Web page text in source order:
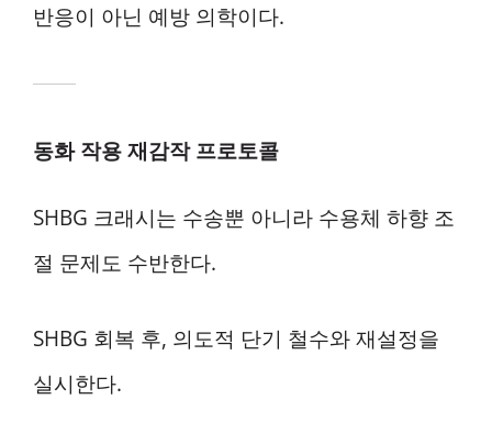
반응이 아닌 예방 의학이다.
동화 작용 재감작 프로토콜
SHBG 크래시는 수송뿐 아니라 수용체 하향 조
절 문제도 수반한다.
SHBG 회복 후, 의도적 단기 철수와 재설정을
실시한다.